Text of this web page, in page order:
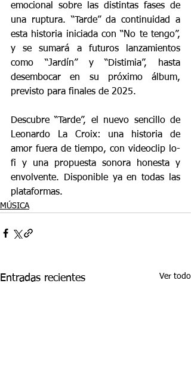
emocional sobre las distintas fases de
una ruptura. “Tarde” da continuidad a
esta historia iniciada con “No te tengo”,
y se sumará a futuros lanzamientos
como “Jardín” y “Distimia”, hasta
desembocar en su próximo álbum,
previsto para finales de 2025.
Descubre “Tarde”, el nuevo sencillo de
Leonardo La Croix: una historia de
amor fuera de tiempo, con videoclip lo-
fi y una propuesta sonora honesta y
envolvente. Disponible ya en todas las
plataformas.
MÚSICA
Entradas recientes Ver todo